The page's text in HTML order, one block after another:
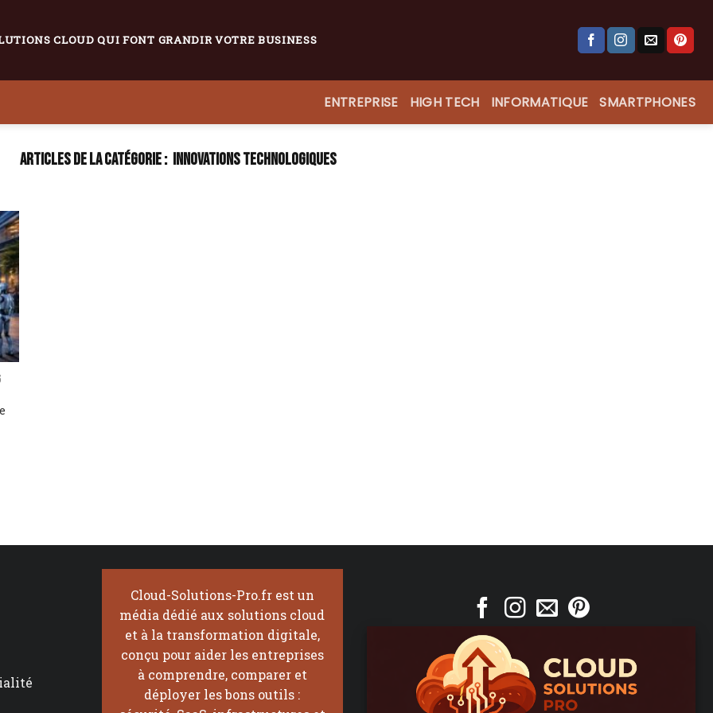
CLOUD QUI FONT GRANDIR VOTRE BUSINESS
ENTREPRISE HIGH TECH INFORMATIQUE SMARTPHONES
INNOVATIONS TECHNOLOGIQUES
Cloud-Solutions-Pro.fr est un
média dédié aux solutions cloud
et à la transformation digitale,
conçu pour aider les entreprises
à comprendre, comparer et
déployer les bons outils :